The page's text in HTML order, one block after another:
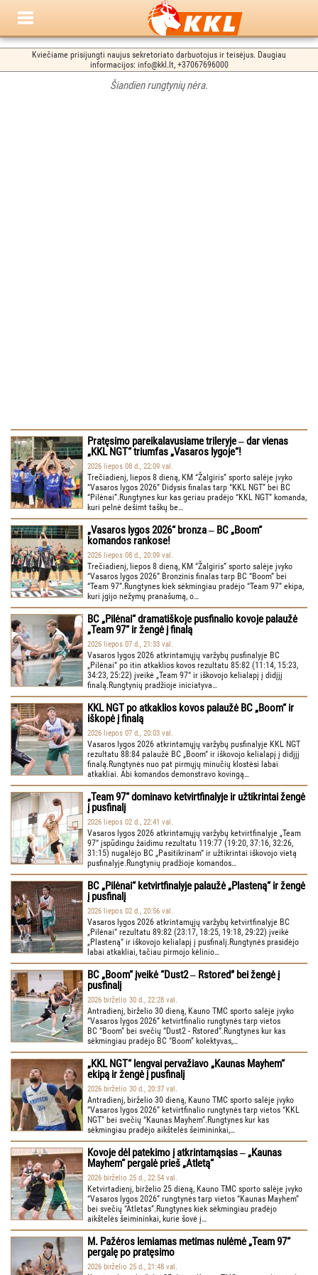
Kviečiame prisijungti naujus sekretoriato darbuotojus ir teisėjus. Daugiau
informacijos: info@kkl.lt, +37067696000
Šiandien rungtynių nėra.
Pratęsimo pareikalavusiame trileryje ‒ dar vienas
„KKL NGT“ triumfas „Vasaros lygoje“!
2026 liepos 08 d., 22:09 val.
Trečiadienį, liepos 8 dieną, KM “Žalgiris” sporto salėje įvyko
“Vasaros lygos 2026” Didysis finalas tarp “KKL NGT” bei BC
“Pilėnai”.Rungtynes kur kas geriau pradėjo “KKL NGT” komanda,
kuri pelnė dešimt taškų be…
„Vasaros lygos 2026“ bronza ‒ BC „Boom“
komandos rankose!
2026 liepos 08 d., 20:09 val.
Trečiadienį, liepos 8 dieną, KM “Žalgiris” sporto salėje įvyko
“Vasaros lygos 2026” Bronzinis finalas tarp BC “Boom” bei
“Team 97”.Rungtynes kiek sėkmingiau pradėjo “Team 97” ekipa,
kuri įgijo nežymų pranašumą, o…
BC „Pilėnai“ dramatiškoje pusfinalio kovoje palaužė
„Team 97“ ir žengė į finalą
2026 liepos 07 d., 21:33 val.
Vasaros lygos 2026 atkrintamųjų varžybų pusfinalyje BC
„Pilėnai“ po itin atkaklios kovos rezultatu 85:82 (11:14, 15:23,
34:23, 25:22) įveikė „Team 97“ ir iškovojo kelialapį į didįjį
finalą.Rungtynių pradžioje iniciatyva…
KKL NGT po atkaklios kovos palaužė BC „Boom“ ir
iškopė į finalą
2026 liepos 07 d., 20:03 val.
Vasaros lygos 2026 atkrintamųjų varžybų pusfinalyje KKL NGT
rezultatu 88:84 palaužė BC „Boom“ ir iškovojo kelialapį į didįjį
finalą.Rungtynės nuo pat pirmųjų minučių klostėsi labai
atkakliai. Abi komandos demonstravo kovingą…
„Team 97“ dominavo ketvirtfinalyje ir užtikrintai žengė
į pusfinalį
2026 liepos 02 d., 22:41 val.
Vasaros lygos 2026 atkrintamųjų varžybų ketvirtfinalyje „Team
97“ įspūdingu žaidimu rezultatu 119:77 (19:20, 37:16, 32:26,
31:15) nugalėjo BC „Pasitikrinam“ ir užtikrintai iškovojo vietą
pusfinalyje.Rungtynių pradžioje komandos…
BC „Pilėnai“ ketvirtfinalyje palaužė „Plasteną“ ir žengė
į pusfinalį
2026 liepos 02 d., 20:56 val.
Vasaros lygos 2026 atkrintamųjų varžybų ketvirtfinalyje BC
„Pilėnai“ rezultatu 89:82 (23:17, 18:25, 19:18, 29:22) įveikė
„Plasteną“ ir iškovojo kelialapį į pusfinalį.Rungtynės prasidėjo
labai atkakliai, tačiau pirmojo kėlinio…
BC „Boom“ įveikė “Dust2 ‒ Rstored” bei žengė į
pusfinalį
2026 birželio 30 d., 22:28 val.
Antradienį, birželio 30 dieną, Kauno TMC sporto salėje įvyko
“Vasaros lygos 2026” ketvirtfinalio rungtynės tarp vietos
BC “Boom” bei svečių “Dust2 - Rstored”.Rungtynes kur kas
sėkmingiau pradėjo BC “Boom” kolektyvas,…
„KKL NGT“ lengvai pervažiavo „Kaunas Mayhem“
ekipą ir žengė į pusfinalį
2026 birželio 30 d., 20:37 val.
Antradienį, birželio 30 dieną, Kauno TMC sporto salėje įvyko
“Vasaros lygos 2026” ketvirtfinalio rungtynės tarp vietos “KKL
NGT” bei svečių “Kaunas Mayhem”.Rungtynes kur kas
sėkmingiau pradėjo aikštelės šeimininkai,…
Kovoje dėl patekimo į atkrintamąsias ‒ „Kaunas
Mayhem“ pergalė prieš „Atletą“
2026 birželio 25 d., 22:54 val.
Ketvirtadienį, birželio 25 dieną, Kauno TMC sporto salėje įvyko
“Vasaros lygos 2026” rungtynės tarp vietos “Kaunas Mayhem”
bei svečių “Atletas”.Rungtynes kiek sėkmingiau pradėjo
aikštelės šeimininkai, kurie šovė į…
M. Pažėros lemiamas metimas nulėmė „Team 97“
pergalę po pratęsimo
2026 birželio 25 d., 21:48 val.